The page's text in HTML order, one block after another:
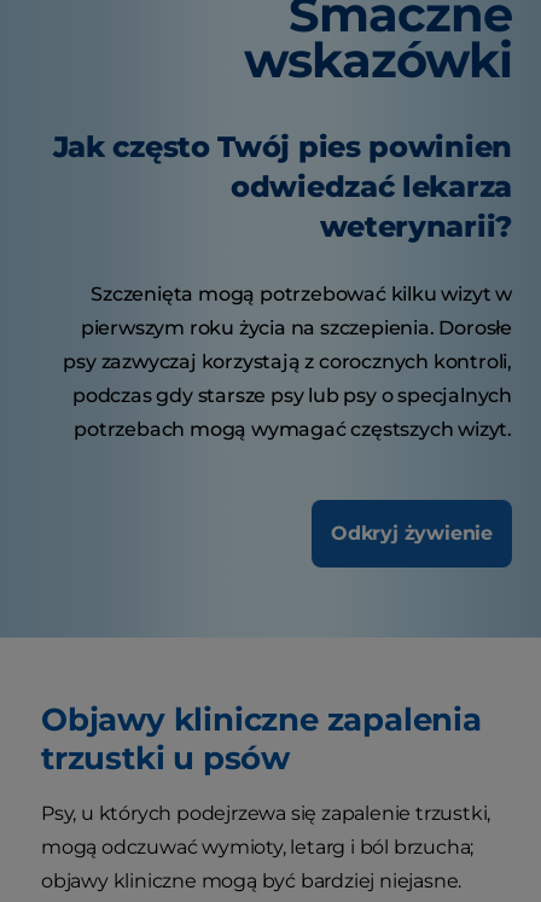
Smaczne
wskazówki
Jak często Twój pies powinien
odwiedzać lekarza
weterynarii?
Szczenięta mogą potrzebować kilku wizyt w
pierwszym roku życia na szczepienia. Dorosłe
psy zazwyczaj korzystają z corocznych kontroli,
podczas gdy starsze psy lub psy o specjalnych
potrzebach mogą wymagać częstszych wizyt.
Odkryj żywienie
Objawy kliniczne zapalenia
trzustki u psów
Psy, u których podejrzewa się zapalenie trzustki,
mogą odczuwać wymioty, letarg i ból brzucha;
objawy kliniczne mogą być bardziej niejasne.